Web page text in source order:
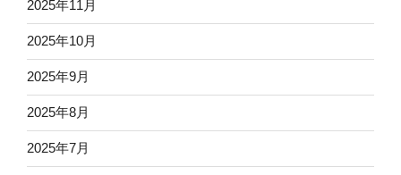
2025年11月
2025年10月
2025年9月
2025年8月
2025年7月